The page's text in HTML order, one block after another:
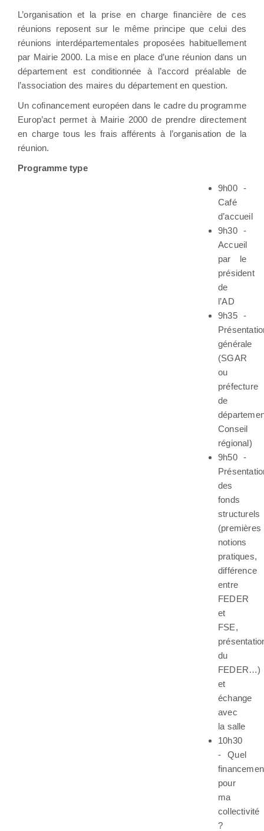
L’organisation et la prise en charge financière de ces
réunions reposent sur le même principe que celui des
réunions interdépartementales proposées habituellement
par Mairie 2000. La mise en place d’une réunion dans un
département est conditionnée à l’accord préalable de
l’association des maires du département en question.
Un cofinancement européen dans le cadre du programme
Europ’act permet à Mairie 2000 de prendre directement
en charge tous les frais afférents à l’organisation de la
réunion.
Programme type
9h00 -
Café
d’accueil
9h30 -
Accueil
par le
président
de
l’AD
9h35 -
générale
(SGAR
ou
préfecture
de
Conseil
régional)
9h50 -
des
fonds
structurels
(premières
notions
pratiques,
différence
entre
FEDER
et
FSE,
du
FEDER…)
et
échange
avec
la salle
10h30
- Quel
pour
ma
collectivité
?